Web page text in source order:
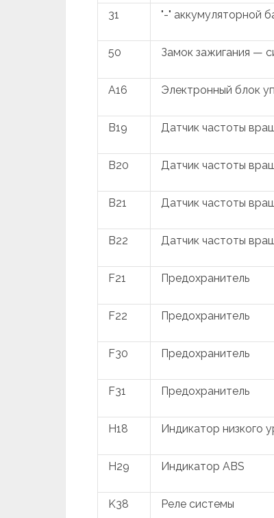
31 "-" аккумуляторной
50 Замок зажигания —
A16 Электронный блок
B19 Датчик частоты
B20 Датчик частоты
B21 Датчик частоты
B22 Датчик частоты
F21 Предохранитель
F22 Предохранитель
F30 Предохранитель
F31 Предохранитель
H18 Индикатор низкого
H29 Индикатор ABS
K38 Реле системы